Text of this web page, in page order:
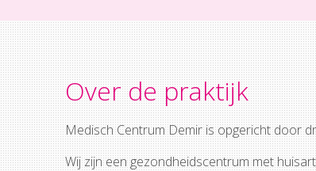
Over de praktijk
Medisch Centrum Demir is opgericht door
Wij zijn een gezondheidscentrum met